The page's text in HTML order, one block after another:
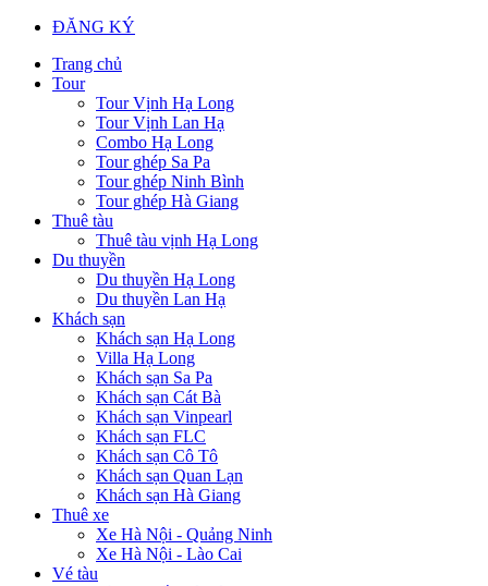
ĐĂNG KÝ
Trang chủ
Tour
Tour Vịnh Hạ Long
Tour Vịnh Lan Hạ
Combo Hạ Long
Tour ghép Sa Pa
Tour ghép Ninh Bình
Tour ghép Hà Giang
Thuê tàu
Thuê tàu vịnh Hạ Long
Du thuyền
Du thuyền Hạ Long
Du thuyền Lan Hạ
Khách sạn
Khách sạn Hạ Long
Villa Hạ Long
Khách sạn Sa Pa
Khách sạn Cát Bà
Khách sạn Vinpearl
Khách sạn FLC
Khách sạn Cô Tô
Khách sạn Quan Lạn
Khách sạn Hà Giang
Thuê xe
Xe Hà Nội - Quảng Ninh
Xe Hà Nội - Lào Cai
Vé tàu